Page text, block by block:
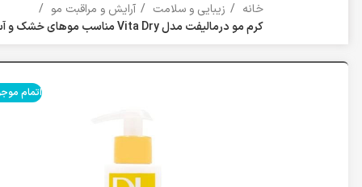
خانه زیبایی و سلامت
آرایش و مراقبت مو
کرم مو درمالیفت مدل Vita Dry مناسب موهای خشک و آسیب دیده حجم 150 میلی لیتر
اتمام